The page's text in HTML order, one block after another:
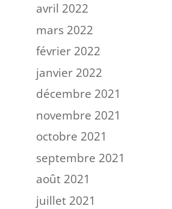
avril 2022
mars 2022
février 2022
janvier 2022
décembre 2021
novembre 2021
octobre 2021
septembre 2021
août 2021
juillet 2021